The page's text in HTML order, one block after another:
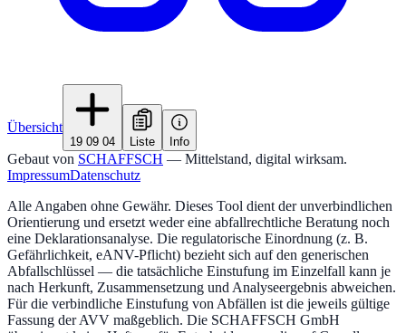
Übersicht
19 09 04 Liste Info
Gebaut von SCHAFFSCH — Mittelstand, digital wirksam.
ImpressumDatenschutz
Alle Angaben ohne Gewähr. Dieses Tool dient der unverbindlichen
Orientierung und ersetzt weder eine abfallrechtliche Beratung noch
eine Deklarationsanalyse. Die regulatorische Einordnung (z. B.
Gefährlichkeit, eANV-Pflicht) bezieht sich auf den generischen
Abfallschlüssel — die tatsächliche Einstufung im Einzelfall kann je
nach Herkunft, Zusammensetzung und Analyseergebnis abweichen.
Für die verbindliche Einstufung von Abfällen ist die jeweils gültige
Fassung der AVV maßgeblich. Die SCHAFFSCH GmbH